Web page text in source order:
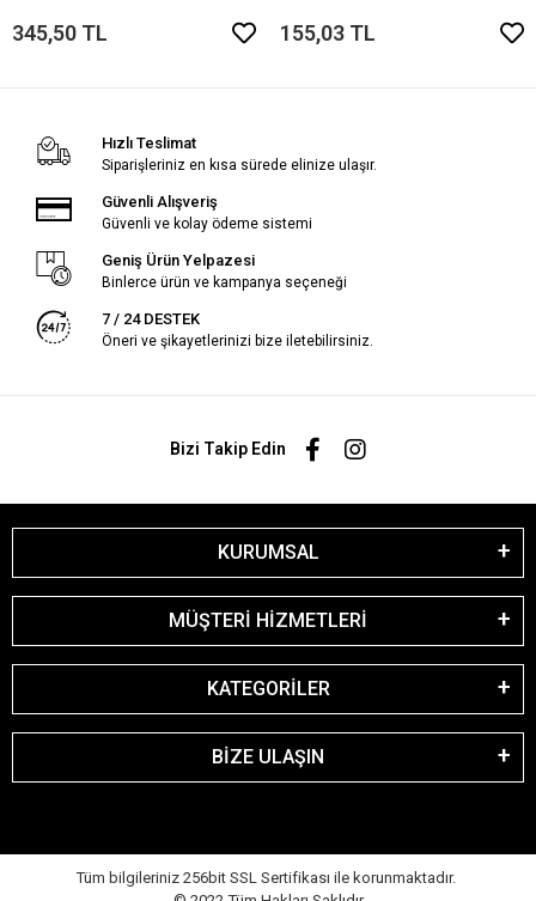
345,50 TL 155,03 TL
Hızlı Teslimat
Siparişleriniz en kısa sürede elinize ulaşır.
Güvenli Alışveriş
Güvenli ve kolay ödeme sistemi
Geniş Ürün Yelpazesi
Binlerce ürün ve kampanya seçeneği
7 / 24 DESTEK
Öneri ve şikayetlerinizi bize iletebilirsiniz.
Bizi Takip Edin
KURUMSAL
MÜŞTERİ HİZMETLERİ
KATEGORİLER
BİZE ULAŞIN
Tüm bilgileriniz 256bit SSL Sertifikası ile korunmaktadır.